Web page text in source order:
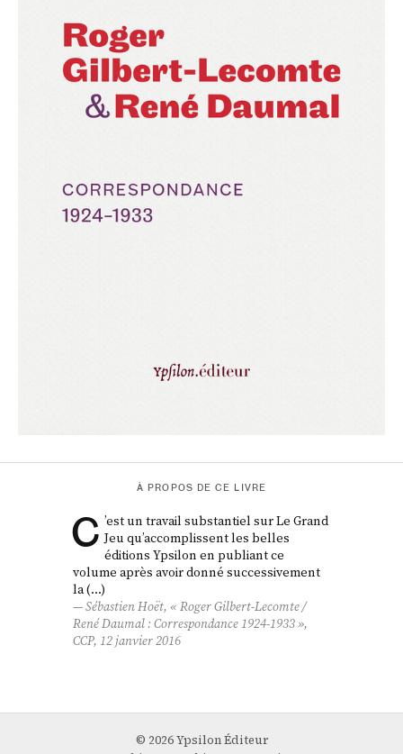
À PROPOS DE CE LIVRE
C ’est un travail substantiel sur Le Grand
Jeu qu’accomplissent les belles
éditions Ypsilon en publiant ce
volume après avoir donné successivement
la (…)
Sébastien Hoët, « Roger Gilbert-Lecomte /
René Daumal :Correspondance 1924-1933»,
CCP, 12 janvier 2016
© 2026 Ypsilon Éditeur